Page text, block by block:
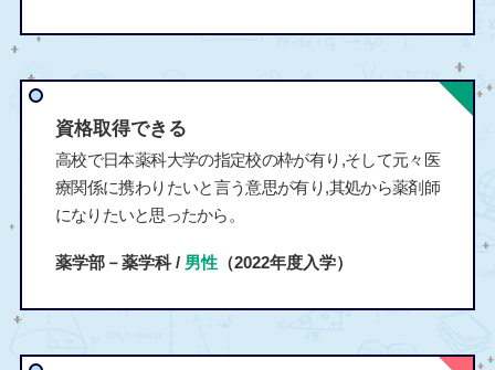
資格取得できる
高校で日本薬科大学の指定校の枠が有り,そして元々医
療関係に携わりたいと言う意思が有り,其処から薬剤師
になりたいと思ったから。
薬学部－薬学科 / 男性（2022年度入学）